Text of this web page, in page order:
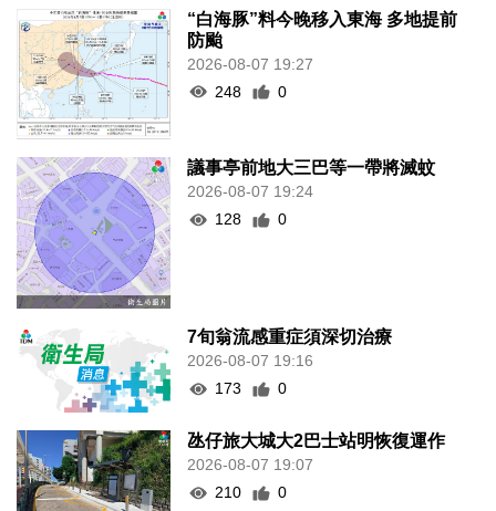
“白海豚”料今晚移入東海 多地提前
防颱
2026-08-07 19:27
248
0
議事亭前地大三巴等一帶將滅蚊
2026-08-07 19:24
128
0
7旬翁流感重症須深切治療
2026-08-07 19:16
173
0
氹仔旅大城大2巴士站明恢復運作
2026-08-07 19:07
210
0